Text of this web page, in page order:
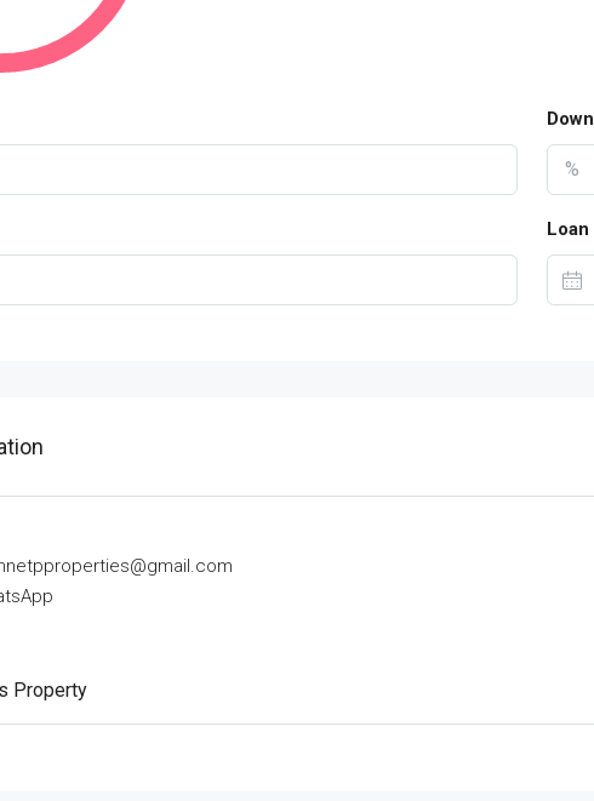
%
Property